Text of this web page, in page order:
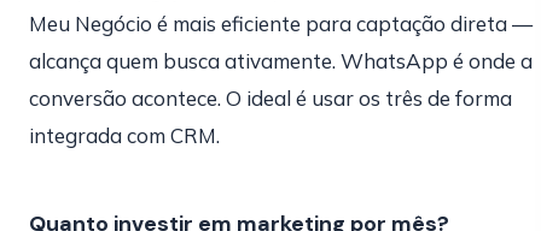
Meu Negócio é mais eficiente para captação direta —
alcança quem busca ativamente. WhatsApp é onde a
conversão acontece. O ideal é usar os três de forma
integrada com CRM.
Quanto investir em marketing por mês?